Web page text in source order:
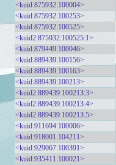
<kuid:875932:100004>
<kuid:875932:100253>
<kuid:875932:100525>
<kuid2:875932:100525:1>
<kuid:879449:100046>
<kuid:889439:100156>
<kuid:889439:100163>
<kuid:889439:100213>
<kuid2:889439:100213:3>
<kuid2:889439:100213:4>
<kuid2:889439:100213:5>
<kuid:911694:100006>
<kuid:918001:104211>
<kuid:929067:100391>
<kuid:935411:100021>